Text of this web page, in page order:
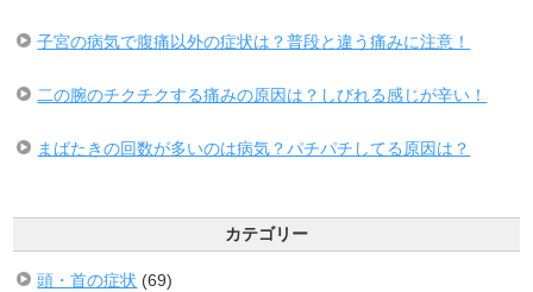
子宮の病気で腹痛以外の症状は？普段と違う痛みに注意！
二の腕のチクチクする痛みの原因は？しびれる感じが辛い！
まばたきの回数が多いのは病気？パチパチしてる原因は？
カテゴリー
頭・首の症状 (69)